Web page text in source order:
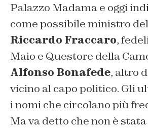
Palazzo Madama e oggi
come possibile ministro
Riccardo Fraccaro,
Maio e Questore della
Alfonso Bonafede, altro
vicino al capo politico. Gli
i nomi che circolano più
Ma va detto che non è